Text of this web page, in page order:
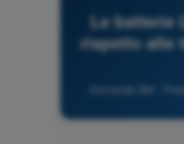
Le batterie
rispetto alle
Domanda 384 -